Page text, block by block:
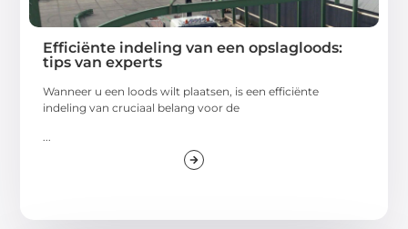
Efficiënte indeling van een opslagloods:
tips van experts
Wanneer u een loods wilt plaatsen, is een efficiënte
indeling van cruciaal belang voor de
...